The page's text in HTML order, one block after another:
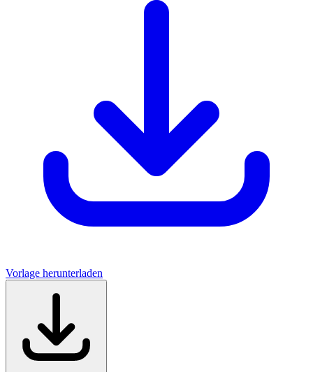
Vorlage herunterladen